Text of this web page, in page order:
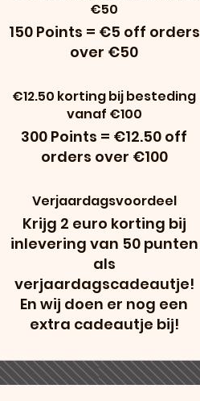
€50
150 Points = €5 off orders
over €50
€12.50 korting bij besteding
vanaf €100
300 Points = €12.50 off
orders over €100
Verjaardagsvoordeel
Krijg 2 euro korting bij
inlevering van 50 punten
als
verjaardagscadeautje!
En wij doen er nog een
extra cadeautje bij!